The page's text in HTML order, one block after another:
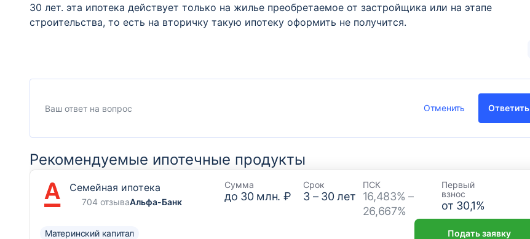
30 лет. эта ипотека действует только на жилье преобретаемое от застройщика или на этапе
строительства, то есть на вторичку такую ипотеку оформить не получится.
Отменить Ответить
Рекомендуемые ипотечные продукты
Семейная ипотека
704 отзываАльфа-Банк
Сумма
до 30 млн. ₽
Срок
3 – 30лет
ПСК
16,483% –
26,667%
Первый
взнос
от 30,1%
Материнский капитал Подать заявку